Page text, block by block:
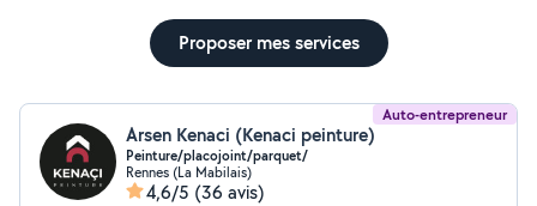
Proposer mes services
Auto-entrepreneur
Arsen Kenaci (Kenaci peinture)
Peinture/placojoint/parquet/
Rennes (La Mabilais)
4,6/5 (36 avis)